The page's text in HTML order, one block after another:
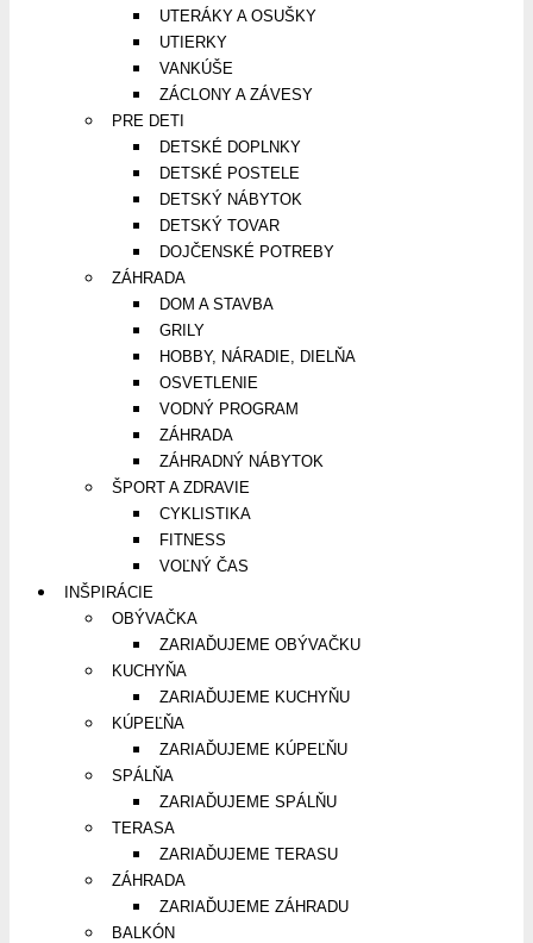
UTERÁKY A OSUŠKY
UTIERKY
VANKÚŠE
ZÁCLONY A ZÁVESY
PRE DETI
DETSKÉ DOPLNKY
DETSKÉ POSTELE
DETSKÝ NÁBYTOK
DETSKÝ TOVAR
DOJČENSKÉ POTREBY
ZÁHRADA
DOM A STAVBA
GRILY
HOBBY, NÁRADIE, DIELŇA
OSVETLENIE
VODNÝ PROGRAM
ZÁHRADA
ZÁHRADNÝ NÁBYTOK
ŠPORT A ZDRAVIE
CYKLISTIKA
FITNESS
VOĽNÝ ČAS
INŠPIRÁCIE
OBÝVAČKA
ZARIAĎUJEME OBÝVAČKU
KUCHYŇA
ZARIAĎUJEME KUCHYŇU
KÚPEĽŇA
ZARIAĎUJEME KÚPEĽŇU
SPÁLŇA
ZARIAĎUJEME SPÁLŇU
TERASA
ZARIAĎUJEME TERASU
ZÁHRADA
ZARIAĎUJEME ZÁHRADU
BALKÓN